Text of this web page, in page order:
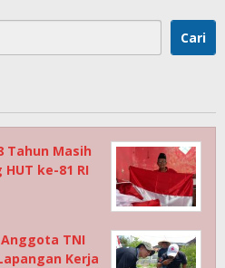
Cari
Tahun Masih
ke-81 RI
TNI
Kerja